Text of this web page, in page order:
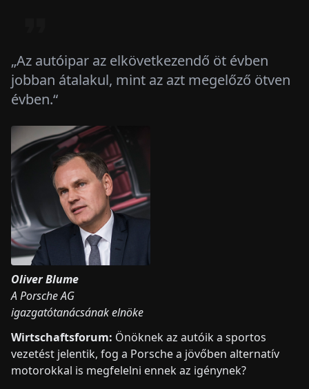
Oliver Blume
A Porsche AG
igazgatótanácsának elnöke
„Az autóipar az elkövetkezendő öt évben
jobban átalakul, mint az azt megelőző ötven
évben.“
Wirtschaftsforum: Önöknek az autóik a sportos
vezetést jelentik, fog a Porsche a jövőben alternatív
motorokkal is megfelelni ennek az igénynek?